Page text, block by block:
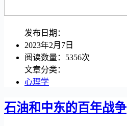
发布日期：
2023年2月7日
阅读数量：5356次
文章分类：
心理学
石油和中东的百年战争